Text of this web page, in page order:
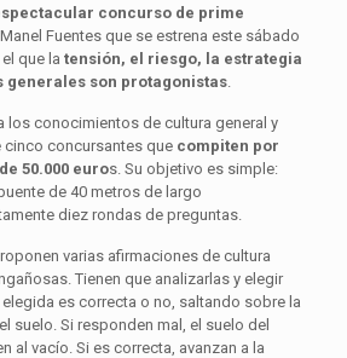
concurso de prime
Fuentes que se estrena este sábado
que la tensión, el riesgo, la estrategia
generales son protagonistas.
los conocimientos de cultura general y
cinco concursantes que compiten por
50.000 euros. Su objetivo es simple:
de 40 metros de largo
diez rondas de preguntas.
varias afirmaciones de cultura
Tienen que analizarlas y elegir
es correcta o no, saltando sobre la
suelo. Si responden mal, el suelo del
al vacío. Si es correcta, avanzan a la